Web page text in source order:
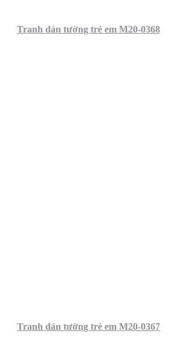
Tranh dán tường trẻ em M20-0368
Tranh dán tường trẻ em M20-0367